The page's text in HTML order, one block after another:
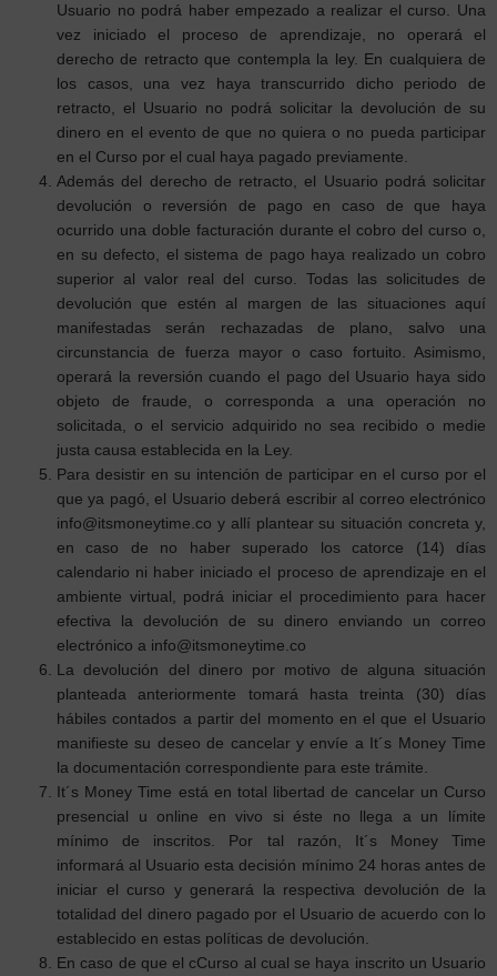
Usuario no podrá haber empezado a realizar el curso. Una
vez iniciado el proceso de aprendizaje, no operará el
derecho de retracto que contempla la ley. En cualquiera de
los casos, una vez haya transcurrido dicho periodo de
retracto, el Usuario no podrá solicitar la devolución de su
dinero en el evento de que no quiera o no pueda participar
en el Curso por el cual haya pagado previamente.
Además del derecho de retracto, el Usuario podrá solicitar
devolución o reversión de pago en caso de que haya
ocurrido una doble facturación durante el cobro del curso o,
en su defecto, el sistema de pago haya realizado un cobro
superior al valor real del curso. Todas las solicitudes de
devolución que estén al margen de las situaciones aquí
manifestadas serán rechazadas de plano, salvo una
circunstancia de fuerza mayor o caso fortuito. Asimismo,
operará la reversión cuando el pago del Usuario haya sido
objeto de fraude, o corresponda a una operación no
solicitada, o el servicio adquirido no sea recibido o medie
justa causa establecida en la Ley.
Para desistir en su intención de participar en el curso por el
que ya pagó, el Usuario deberá escribir al correo electrónico
info@itsmoneytime.co y allí plantear su situación concreta y,
en caso de no haber superado los catorce (14) días
calendario ni haber iniciado el proceso de aprendizaje en el
ambiente virtual, podrá iniciar el procedimiento para hacer
efectiva la devolución de su dinero enviando un correo
electrónico a info@itsmoneytime.co
La devolución del dinero por motivo de alguna situación
planteada anteriormente tomará hasta treinta (30) días
hábiles contados a partir del momento en el que el Usuario
manifieste su deseo de cancelar y envíe a It´s Money Time
la documentación correspondiente para este trámite.
It´s Money Time está en total libertad de cancelar un Curso
presencial u online en vivo si éste no llega a un límite
mínimo de inscritos. Por tal razón, It´s Money Time
informará al Usuario esta decisión mínimo 24 horas antes de
iniciar el curso y generará la respectiva devolución de la
totalidad del dinero pagado por el Usuario de acuerdo con lo
establecido en estas políticas de devolución.
En caso de que el cCurso al cual se haya inscrito un Usuario